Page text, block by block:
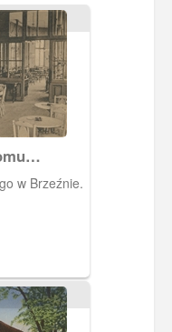
w Brzeźnie.